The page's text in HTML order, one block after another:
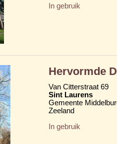
In gebruik
Hervormde
Van Citterstraat 69
Sint Laurens
Gemeente
Zeeland
In gebruik